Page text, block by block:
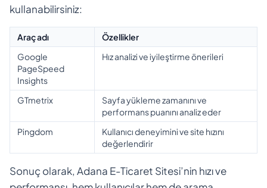
kullanabilirsiniz:
Araç adı
Özellikler
Google
PageSpeed
Insights
Hız analizi ve iyileştirme önerileri
GTmetrix
Sayfa yükleme zamanını ve
performans puanını analiz eder
Pingdom
Kullanıcı deneyimini ve site hızını
değerlendirir
Sonuç olarak, Adana E-Ticaret Sitesi’nin hızı ve